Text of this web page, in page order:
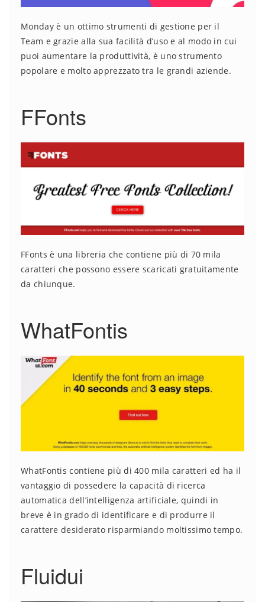
Monday è un ottimo strumenti di gestione per il
Team e grazie alla sua facilità d’uso e al modo in cui
puoi aumentare la produttività, è uno strumento
popolare e molto apprezzato tra le grandi aziende.
FFonts
FFonts è una libreria che contiene più di 70 mila
caratteri che possono essere scaricati gratuitamente
da chiunque.
WhatFontis
WhatFontis contiene più di 400 mila caratteri ed ha il
vantaggio di possedere la capacità di ricerca
automatica dell’intelligenza artificiale, quindi in
breve è in grado di identificare e di produrre il
carattere desiderato risparmiando moltissimo tempo.
Fluidui